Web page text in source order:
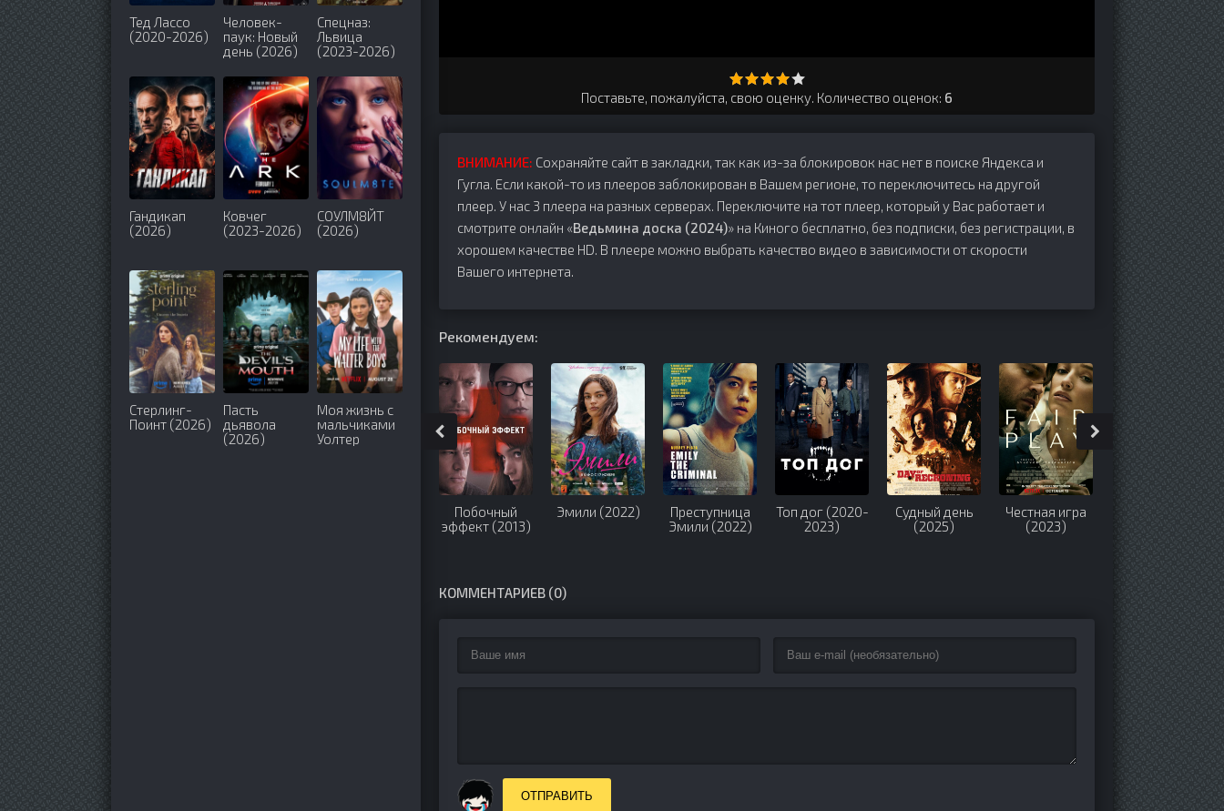
Поставьте, пожалуйста, свою оценку. Количество оценок: 6
ВНИМАНИЕ: Сохраняйте сайт в закладки, так как из-за блокировок нас нет в поиске Яндекса и
Гугла. Если какой-то из плееров заблокирован в Вашем регионе, то переключитесь на другой
плеер. У нас 3 плеера на разных серверах. Переключите на тот плеер, который у Вас работает и
смотрите онлайн «Ведьмина доска (2024)» на Киного бесплатно, без подписки, без регистрации, в
хорошем качестве HD. В плеере можно выбрать качество видео в зависимости от скорости
Вашего интернета.
Рекомендуем:
Побочный
эффект (2013)
Эмили (2022)
Преступница
Эмили (2022)
Топ дог (2020-
2023)
Судный день
(2025)
Честная игра
(2023)
Материнский
инстинкт
(2024)
КОММЕНТАРИЕВ (0)
ОТПРАВИТЬ
Тед Лассо
(2020-2026)
Человек-
паук: Новый
день (2026)
Спецназ:
Львица
(2023-2026)
Гандикап
(2026)
Ковчег
(2023-2026)
СОУЛМ8ЙТ
(2026)
Стерлинг-
Поинт (2026)
Пасть
дьявола
(2026)
Моя жизнь с
мальчиками
Уолтер